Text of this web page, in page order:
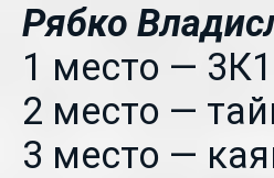
Рябко
1 место —
2 место —
3 место —